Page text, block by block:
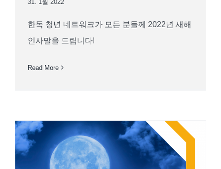
31. 1월 2022
한독 청년 네트워크가 모든 분들께 2022년 새해
인사말을 드립니다!
Read More